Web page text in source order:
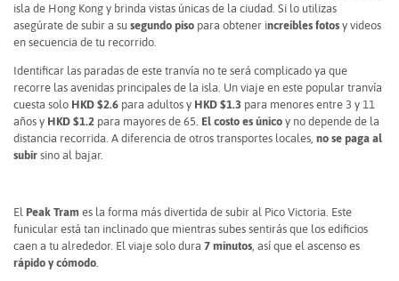
isla de Hong Kong y brinda vistas únicas de la ciudad. Si lo utilizas
asegúrate de subir a su segundo piso para obtener increíbles fotos y videos
en secuencia de tu recorrido.
Identificar las paradas de este tranvía no te será complicado ya que
recorre las avenidas principales de la isla. Un viaje en este popular tranvía
cuesta solo HKD $2.6 para adultos y HKD $1.3 para menores entre 3 y 11
años y HKD $1.2 para mayores de 65. El costo es único y no depende de la
distancia recorrida. A diferencia de otros transportes locales, no se paga al
subir sino al bajar.
El Peak Tram es la forma más divertida de subir al Pico Victoria. Este
funicular está tan inclinado que mientras subes sentirás que los edificios
caen a tu alrededor. El viaje solo dura 7 minutos , así que el ascenso es
rápido y cómodo